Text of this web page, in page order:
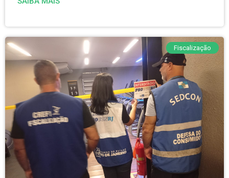
Fiscalização